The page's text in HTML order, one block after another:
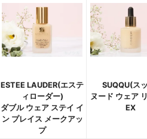
ESTEE LAUDER(エステ
ィローダー)
ダブル ウェア ステイ イ
ン プレイス メークアッ
プ
SUQQU(ス
ヌード ウェア
EX